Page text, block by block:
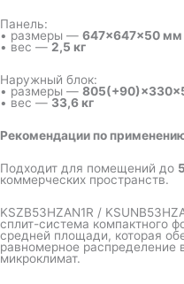
Панель:
• размеры — 647×647×50 мм
• вес —2,5 кг
Наружный блок:
• размеры —
• вес — 33,6 кг
Рекомендации по
Подходит для помещений до
коммерческих пространств.
KSZB53HZAN1R /
сплит-система компактного
средней площади, которая
равномерное распределение
микроклимат.